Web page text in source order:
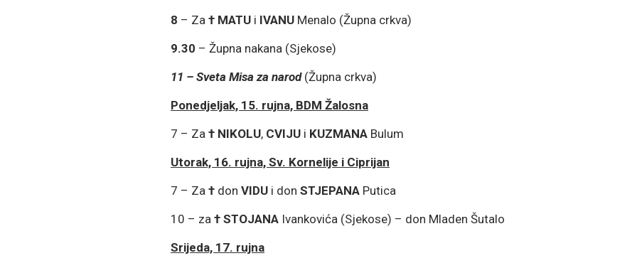
8 – Za † MATU i IVANU Menalo (Župna crkva)
9.30 – Župna nakana (Sjekose)
11 – Sveta Misa za narod (Župna crkva)
Ponedjeljak, 15. rujna, BDM Žalosna
7 – Za † NIKOLU, CVIJU i KUZMANA Bulum
Utorak, 16. rujna, Sv. Kornelije i Ciprijan
7 – Za † don VIDU i don STJEPANA Putica
10 – za † STOJANA Ivankovića (Sjekose) – don Mladen Šutalo
Srijeda, 17. rujna